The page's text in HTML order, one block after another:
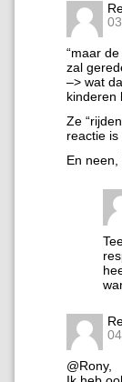
“maar
zal
–> wat
kinderen
Ze
reactie
En
@Rony,